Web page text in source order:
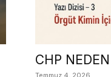
CHP
Temmuz 4, 2026